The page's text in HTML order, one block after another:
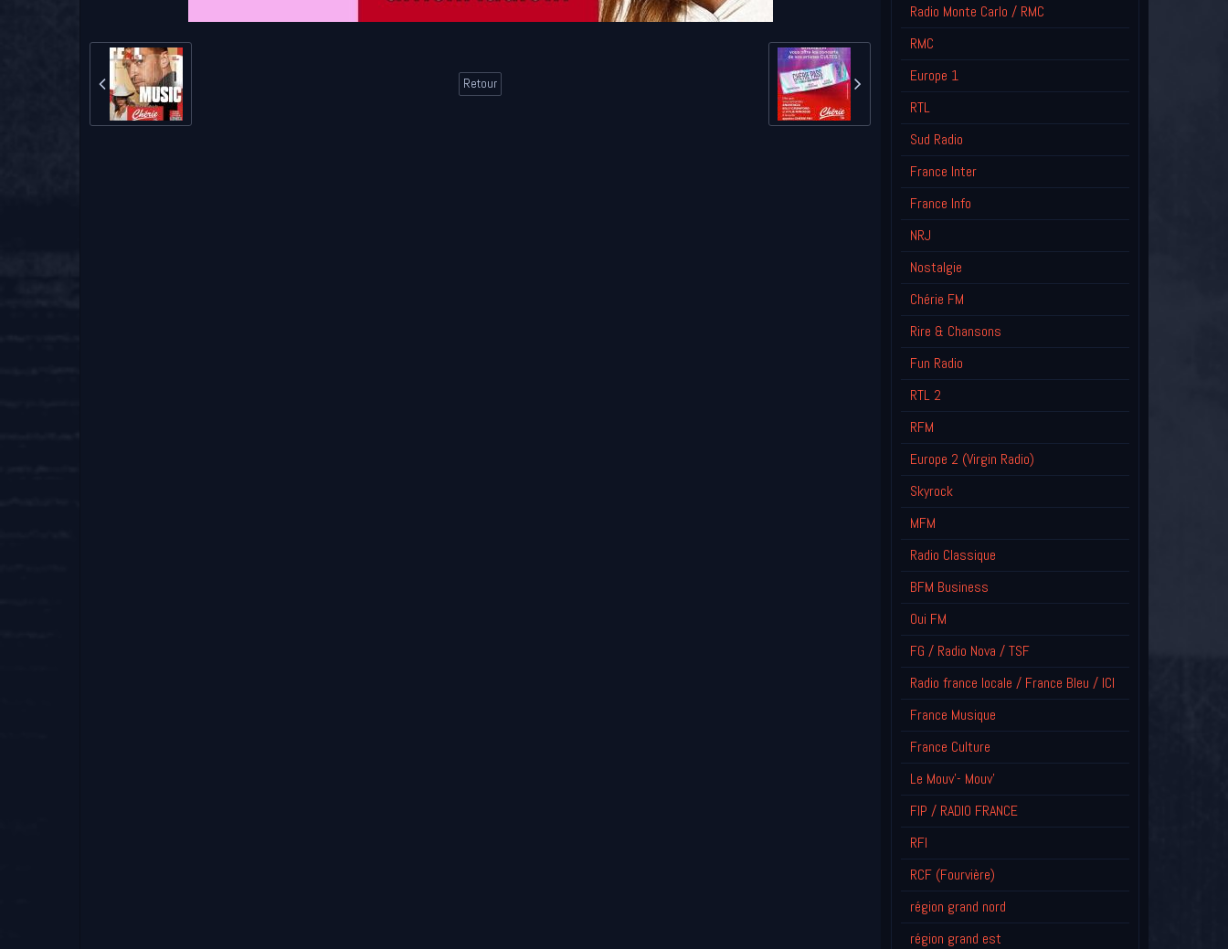
Retour
Radio Monte Carlo / RMC
RMC
Europe 1
RTL
Sud Radio
France Inter
France Info
NRJ
Nostalgie
Chérie FM
Rire & Chansons
Fun Radio
RTL 2
RFM
Europe 2 (Virgin Radio)
Skyrock
MFM
Radio Classique
BFM Business
Oui FM
FG / Radio Nova / TSF
Radio france locale / France Bleu / ICI
France Musique
France Culture
Le Mouv'- Mouv'
FIP / RADIO FRANCE
RFI
RCF (Fourvière)
région grand nord
région grand est